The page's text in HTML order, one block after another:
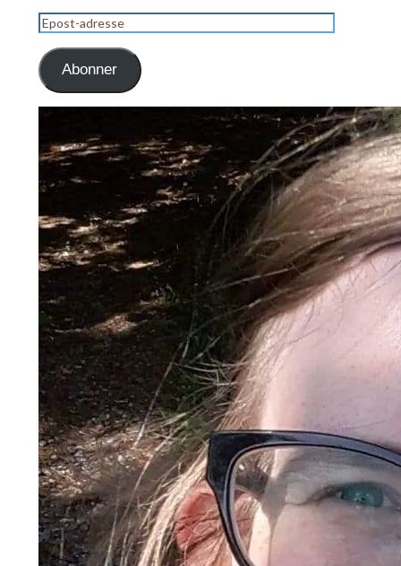
Epost-
adresse
Abonner